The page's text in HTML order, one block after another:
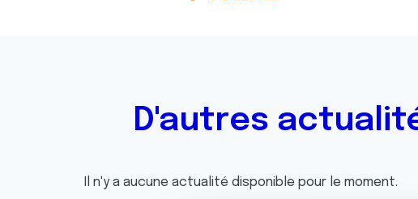
D'autres
Il n'y a aucune actualité disponible pour le moment.